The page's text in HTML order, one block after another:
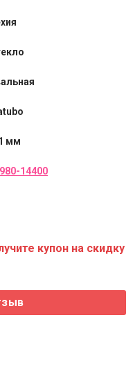
мм
14400
купон на скидку